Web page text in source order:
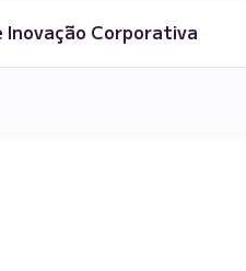
Inovação Corporativa